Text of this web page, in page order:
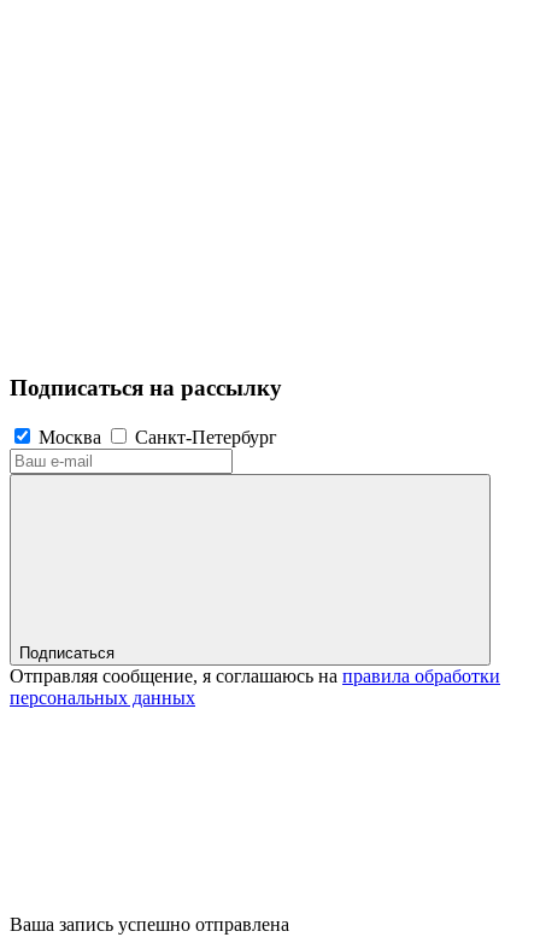
Подписаться на рассылку
Москва Санкт-Петербург
Подписаться
Отправляя сообщение, я соглашаюсь на правила обработки
персональных данных
Ваша запись успешно отправлена